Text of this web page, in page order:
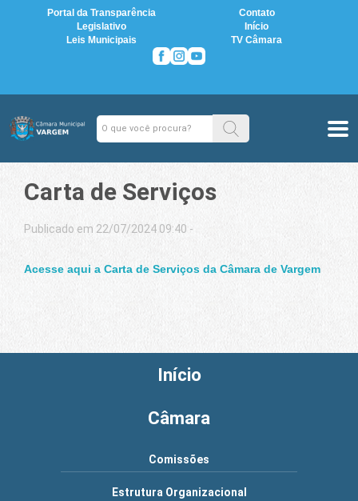
Portal da Transparência
Contato
Legislativo
Início
Leis Municipais
TV Câmara
Carta de Serviços
Publicado em 22/07/2024 09:40 -
Acesse aqui a Carta de Serviços da Câmara de Vargem
Início
Câmara
Comissões
Estrutura Organizacional